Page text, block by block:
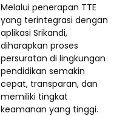
Melalui penerapan TTE
yang terintegrasi dengan
aplikasi Srikandi,
diharapkan proses
persuratan di lingkungan
pendidikan semakin
cepat, transparan, dan
memiliki tingkat
keamanan yang tinggi.